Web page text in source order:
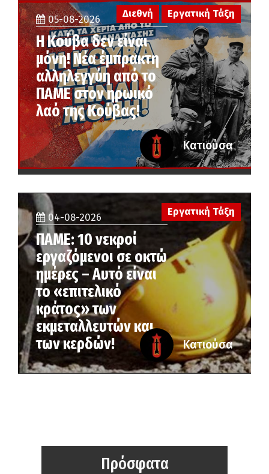
05-08-2026
Η Κούβα δεν είναι
μόνη! Νέα έμπρακτη
αλληλεγγύη από το
ΠΑΜΕ στον ηρωικό
λαό της Κούβας!
Διεθνή Εργατική Τάξη
Κατιούσα
04-08-2026
ΠΑΜΕ: 10 νεκροί
εργαζόμενοι σε οκτώ
ημέρες – Αυτό είναι
το «επιτελικό
κράτος» των
εκμεταλλευτών και
των κερδών!
Εργατική Τάξη
Κατιούσα
Πρόσφατα